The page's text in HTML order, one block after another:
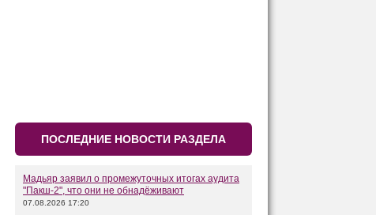
ПОСЛЕДНИЕ НОВОСТИ РАЗДЕЛА
Мадьяр заявил о промежуточных итогах аудита
"Пакш-2", что они не обнадёживают
07.08.2026 17:20